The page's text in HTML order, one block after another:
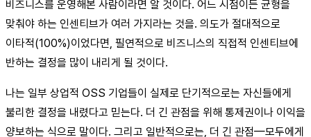
비즈니스를 운영해본 사람이라면 알 것이다. 어느 시점이든 균형을
맞춰야 하는 인센티브가 여러 가지라는 것을. 의도가 절대적으로
이타적(100%)이었다면, 필연적으로 비즈니스의 직접적 인센티브에
반하는 결정을 많이 내리게 될 것이다.
나는 일부 상업적 OSS 기업들이 실제로 단기적으로는 자신들에게
불리한 결정을 내렸다고 믿는다. 더 긴 관점을 위해 통제권이나 이익을
양보하는 식으로 말이다. 그리고 일반적으로는, 더 긴 관점—모두에게